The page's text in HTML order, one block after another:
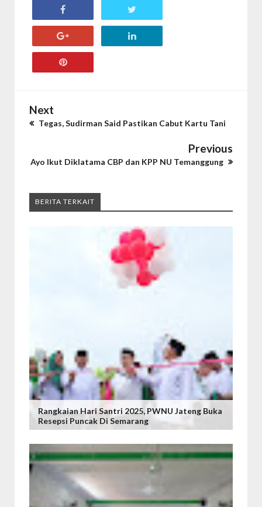
Next
Tegas, Sudirman Said Pastikan Cabut Kartu Tani
Previous
Ayo Ikut Diklatama CBP dan KPP NU Temanggung
BERITA TERKAIT
Rangkaian Hari Santri 2025, PWNU Jateng Buka
Resepsi Puncak Di Semarang